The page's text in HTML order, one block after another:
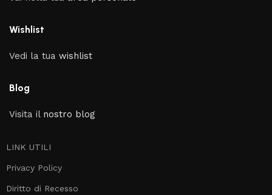
Wishlist
Vedi la tuawishlist
Blog
Visita il nostro blog
LINK UTILI
Privacy Policy
Diritto di Recesso